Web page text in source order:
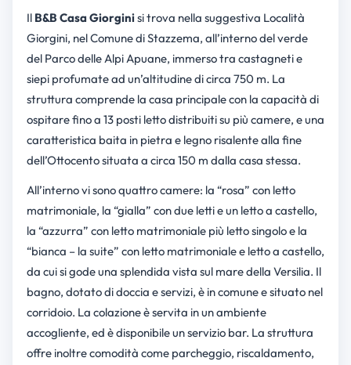
Il B&B Casa Giorginisi trova nella suggestiva Località
Giorgini, nel Comune di Stazzema, all’interno del verde
del Parco delle Alpi Apuane, immerso tra castagneti e
siepi profumate ad un’altitudine di circa 750 m. La
struttura comprende la casa principale con la capacità di
ospitare fino a 13 posti letto distribuiti su più camere, e una
caratteristica baita in pietra e legno risalente alla fine
dell’Ottocento situata a circa 150 m dalla casa stessa.
All’interno vi sono quattro camere: la “rosa” con letto
matrimoniale, la “gialla” con due letti e un letto a castello,
la “azzurra” con letto matrimoniale più letto singolo e la
“bianca – la suite” con letto matrimoniale e letto a castello,
da cui si gode una splendida vista sul mare della Versilia. Il
bagno, dotato di doccia e servizi, è in comune e situato nel
corridoio. La colazione è servita in un ambiente
accogliente, ed è disponibile un servizio bar. La struttura
offre inoltre comodità come parcheggio, riscaldamento,